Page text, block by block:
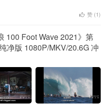
赞 (1)
100 Foot Wave 2021》第
净版 1080P/MKV/20.6G 冲